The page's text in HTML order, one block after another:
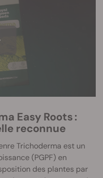
Easy Roots :
reconnue
Trichoderma est un
(PGPF) en
des plantes par